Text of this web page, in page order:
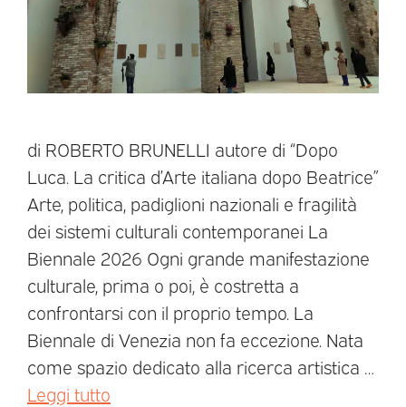
di ROBERTO BRUNELLI autore di “Dopo
Luca. La critica d’Arte italiana dopo Beatrice”
Arte, politica, padiglioni nazionali e fragilità
dei sistemi culturali contemporanei La
Biennale 2026 Ogni grande manifestazione
culturale, prima o poi, è costretta a
confrontarsi con il proprio tempo. La
Biennale di Venezia non fa eccezione. Nata
come spazio dedicato alla ricerca artistica …
Leggi tutto